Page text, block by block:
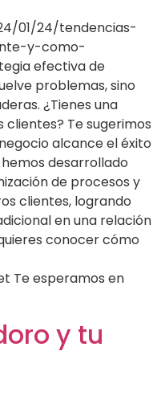
01/24/tendencias-
y-como-
efectiva de
problemas, sino
¿Tienes una
Te sugerimos
alcance el éxito
desarrollado
de procesos y
clientes, logrando
en una relación
conocer cómo
Te esperamos en
y tu